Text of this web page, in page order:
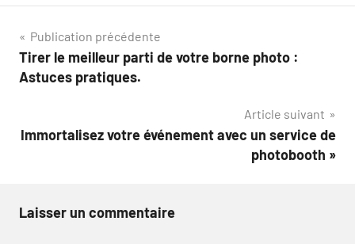
Navigation
de
Publication précédente
Tirer le meilleur parti de votre borne photo :
Astuces pratiques.
Article suivant
Immortalisez votre événement avec un service de
photobooth »
Laisser un commentaire